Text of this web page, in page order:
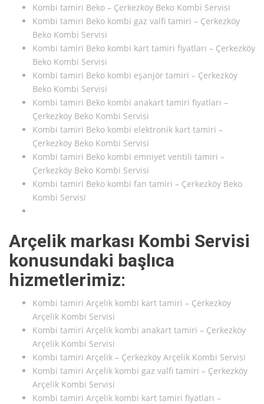
Kombi tamiri Beko – Çerkezköy Beko Kombi Servisi
Kombi tamiri Beko kombi gaz valfi tamiri – Çerkezköy
Beko Kombi Servisi
Kombi tamiri Beko kombi kart tamiri fiyatları – Çerkezköy
Beko Kombi Servisi
Kombi tamiri Beko kombi eşanjör tamiri – Çerkezköy
Beko Kombi Servisi
Kombi tamiri Beko kombi anakart tamiri fiyatları –
Çerkezköy Beko Kombi Servisi
Kombi tamiri Beko kombi elektronik kart tamiri –
Çerkezköy Beko Kombi Servisi
Kombi tamiri Beko kombi emniyet ventili tamiri –
Çerkezköy Beko Kombi Servisi
Kombi tamiri Beko kombi fan tamiri – Çerkezköy Beko
Kombi Servisi
Arçelik markası Kombi Servisi
konusundaki başlıca
hizmetlerimiz:
Kombi tamiri Arçelik kombi kart tamiri – Çerkezköy
Arçelik Kombi Servisi
Kombi tamiri Arçelik kombi anakart tamiri – Çerkezköy
Arçelik Kombi Servisi
Kombi tamiri Arçelik – Çerkezköy Arçelik Kombi Servisi
Kombi tamiri Arçelik kombi gaz valfi tamiri – Çerkezköy
Arçelik Kombi Servisi
Kombi tamiri Arçelik kombi kart tamiri fiyatları –